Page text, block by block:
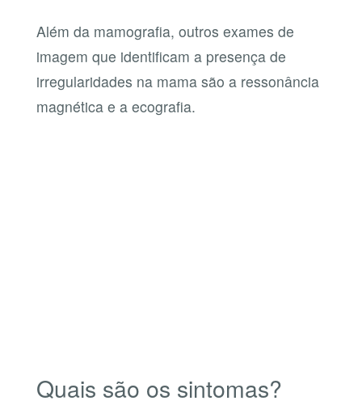
Além da mamografia, outros exames de
imagem que identificam a presença de
irregularidades na mama são a ressonância
magnética e a ecografia.
Quais são os sintomas?